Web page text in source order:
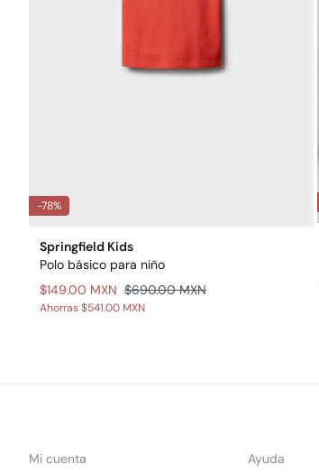
-78%
Springfield Kids
Polo básico para niño
$149.00 MXN $690.00 MXN
Ahorras$541.00 MXN
Mi cuenta Ayuda